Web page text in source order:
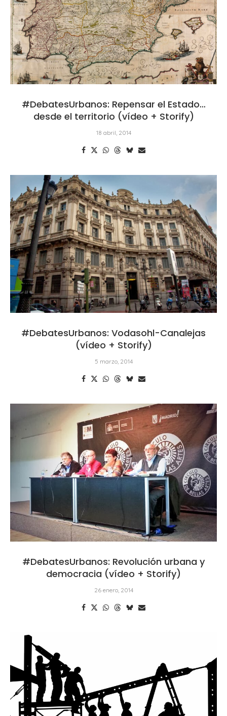
#DebatesUrbanos: Repensar el Estado…
desde el territorio (vídeo + Storify)
18 abril, 2014
#DebatesUrbanos: Vodasohl-Canalejas
(vídeo + Storify)
5 marzo, 2014
#DebatesUrbanos: Revolución urbana y
democracia (vídeo + Storify)
26 enero, 2014